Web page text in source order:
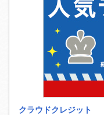
クラウドクレジット